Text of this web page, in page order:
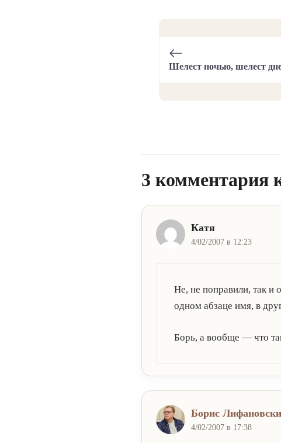
Шелест ночью, шелест
3 комментария
Катя
4/02/2007 в 12:23
Не, не поправили, так и
одном абзаце имя, в
Борь, а вообще — что
Борис
4/02/2007 в 17:38